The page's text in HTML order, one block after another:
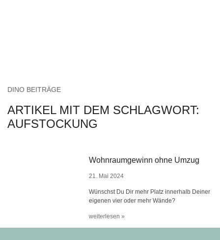
DINO BEITRÄGE
ARTIKEL MIT DEM SCHLAGWORT:
AUFSTOCKUNG
Wohnraumgewinn ohne Umzug
21. Mai 2024
Wünschst Du Dir mehr Platz innerhalb Deiner
eigenen vier oder mehr Wände?
weiterlesen »